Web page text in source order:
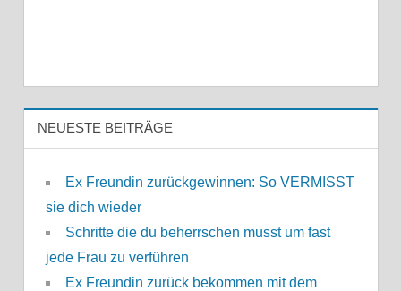
NEUESTE BEITRÄGE
Ex Freundin zurückgewinnen: So VERMISST
sie dich wieder
Schritte die du beherrschen musst um fast
jede Frau zu verführen
Ex Freundin zurück bekommen mit dem